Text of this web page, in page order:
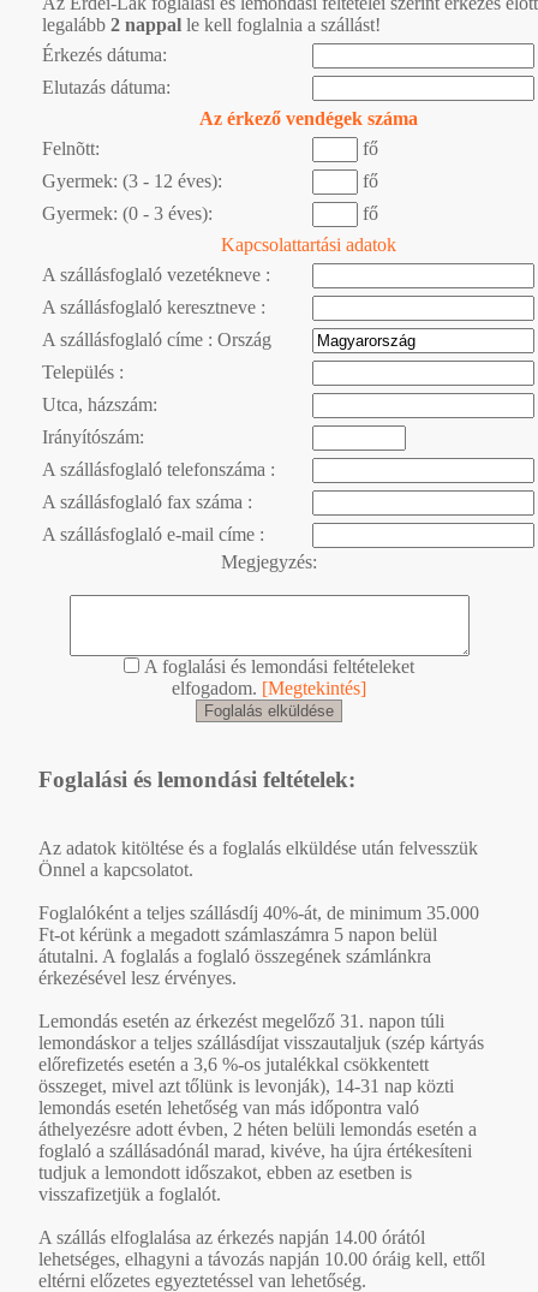
legalább 2 nappal le kell foglalnia a szállást!
Érkezés dátuma:
Elutazás dátuma:
Az érkező vendégek száma
Felnõtt:
fő
Gyermek: (3 - 12 éves):
fő
Gyermek: (0 - 3 éves):
fő
Kapcsolattartási adatok
A szállásfoglaló vezetékneve :
A szállásfoglaló keresztneve :
A szállásfoglaló címe : Ország
Település :
Utca, házszám:
Irányítószám:
A szállásfoglaló telefonszáma :
A szállásfoglaló fax száma :
A szállásfoglaló e-mail címe :
Megjegyzés:
A foglalási és lemondási feltételeket
elfogadom. [Megtekintés]
Foglalási és lemondási feltételek:
Az adatok kitöltése és a foglalás elküldése után felvesszük
Önnel a kapcsolatot.
Foglalóként a teljes szállásdíj 40%-át, de minimum 35.000
Ft-ot kérünk a megadott számlaszámra 5 napon belül
átutalni. A foglalás a foglaló összegének számlánkra
érkezésével lesz érvényes.
Lemondás esetén az érkezést megelőző 31. napon túli
lemondáskor a teljes szállásdíjat visszautaljuk (szép kártyás
előrefizetés esetén a 3,6 %-os jutalékkal csökkentett
összeget, mivel azt tőlünk is levonják), 14-31 nap közti
lemondás esetén lehetőség van más időpontra való
áthelyezésre adott évben, 2 héten belüli lemondás esetén a
foglaló a szállásadónál marad, kivéve, ha újra értékesíteni
tudjuk a lemondott időszakot, ebben az esetben is
visszafizetjük a foglalót.
A szállás elfoglalása az érkezés napján 14.00 órától
lehetséges, elhagyni a távozás napján 10.00 óráig kell, ettől
eltérni előzetes egyeztetéssel van lehetőség.